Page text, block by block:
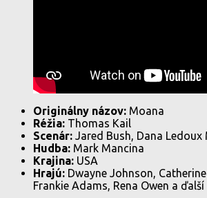
Originálny názov: Moana
Réžia: Thomas Kail
Scenár: Jared Bush, Dana Ledoux
Hudba: Mark Mancina
Krajina: USA
Hrajú: Dwayne Johnson,
Frankie Adams, Rena Owen a ďalší